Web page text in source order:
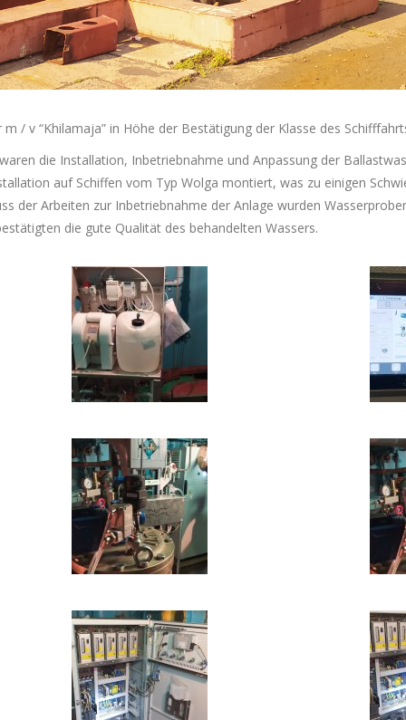
/ v “Khilamaja” in Höhe der Bestätigung der Klasse des
die Installation, Inbetriebnahme und Anpassung der
auf Schiffen vom Typ Wolga montiert, was zu einigen
der Arbeiten zur Inbetriebnahme der Anlage wurden
die gute Qualität des behandelten Wassers.